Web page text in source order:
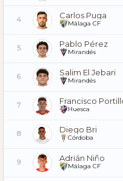
4 Carlos Puga
Málaga CF
5 Pablo Pérez
Mirandés
6 Salim El Jebari
Mirandés
7 Francisco
Huesca
8 Diego Bri
Córdoba
9 Adrián Niño
Málaga CF